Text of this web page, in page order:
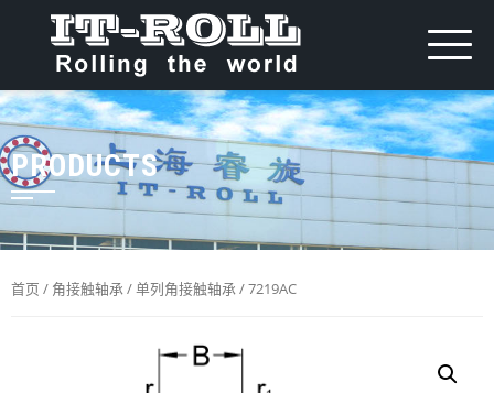
PRODUCTS
首页 / 角接触轴承/单列角接触轴承/ 7219AC